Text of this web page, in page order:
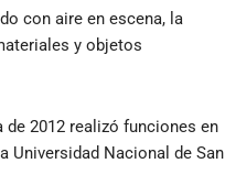
con aire en escena, la
y objetos
de 2012 realizó funciones en
Universidad Nacional de San